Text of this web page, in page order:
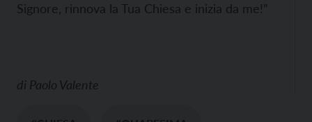
Signore, rinnova la Tua Chiesa e inizia da me!”
di Paolo Valente